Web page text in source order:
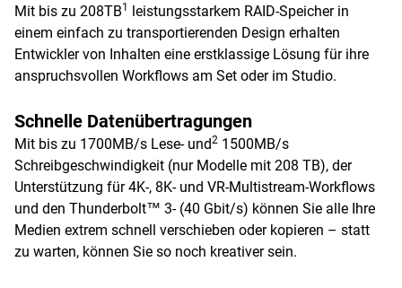
Mit bis zu 208TB1
leistungsstarkem RAID-Speicher in
einem einfach zu transportierenden Design erhalten
Entwickler von Inhalten eine erstklassige Lösung für ihre
anspruchsvollen Workflows am Set oder im Studio.
Schnelle Datenübertragungen
Mit bis zu 1700MB/s Lese- und2 1500MB/s
Schreibgeschwindigkeit (nur Modelle mit 208 TB), der
Unterstützung für 4K-, 8K- und VR-Multistream-Workflows
und den Thunderbolt™ 3- (40 Gbit/s) können Sie alle Ihre
Medien extrem schnell verschieben oder kopieren – statt
zu warten, können Sie so noch kreativer sein.